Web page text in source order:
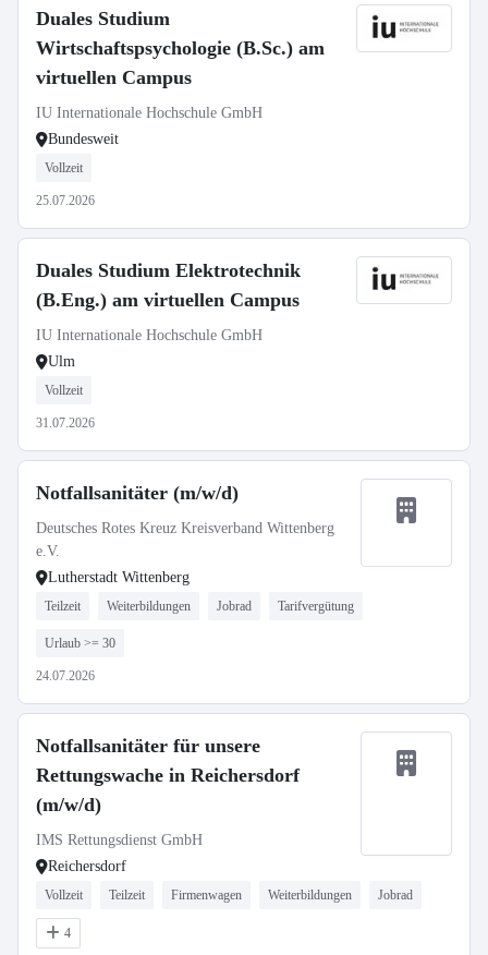
Duales Studium
Wirtschaftspsychologie (B.Sc.) am
virtuellen Campus
IU Internationale Hochschule GmbH
Bundesweit
Vollzeit
25.07.2026
Duales Studium Elektrotechnik
(B.Eng.) am virtuellen Campus
IU Internationale Hochschule GmbH
Ulm
Vollzeit
31.07.2026
Notfallsanitäter (m/w/d)
Deutsches Rotes Kreuz Kreisverband Wittenberg
e.V.
Lutherstadt Wittenberg
Teilzeit Weiterbildungen Jobrad Tarifvergütung
Urlaub >= 30
24.07.2026
Notfallsanitäter für unsere
Rettungswache in Reichersdorf
(m/w/d)
IMS Rettungsdienst GmbH
Reichersdorf
Vollzeit Teilzeit Firmenwagen Weiterbildungen Jobrad
4